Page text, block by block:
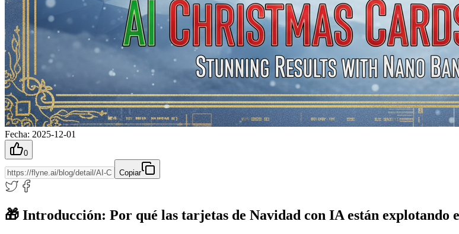
Fecha: 2025-12-01
0
Copiar
🎁 Introducción: Por qué las tarjetas de Navidad con IA están explotando